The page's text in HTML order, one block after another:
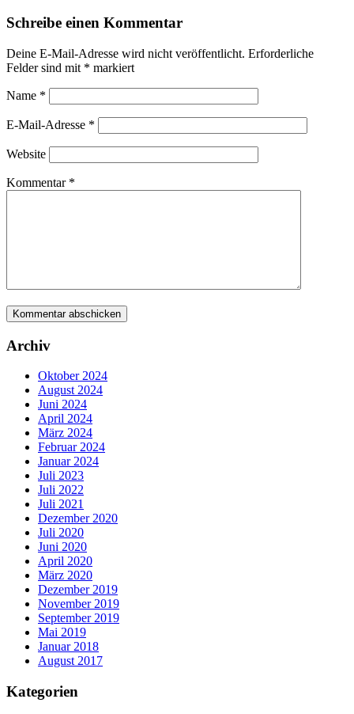
Schreibe einen Kommentar
Deine E-Mail-Adresse wird nicht veröffentlicht. Erforderliche
Felder sind mit * markiert
Name *
E-Mail-Adresse *
Website
Kommentar *
Archiv
Oktober 2024
August 2024
Juni 2024
April 2024
März 2024
Februar 2024
Januar 2024
Juli 2023
Juli 2022
Juli 2021
Dezember 2020
Juli 2020
Juni 2020
April 2020
März 2020
Dezember 2019
November 2019
September 2019
Mai 2019
Januar 2018
August 2017
Kategorien